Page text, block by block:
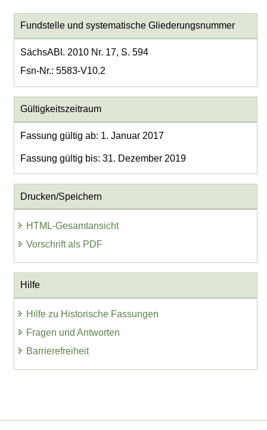
Fundstelle und systematische Gliederungsnummer
SächsABl. 2010 Nr. 17, S. 594
Fsn-Nr.: 5583-V10.2
Gültigkeitszeitraum
Fassung gültig ab: 1. Januar 2017
Fassung gültig bis: 31. Dezember 2019
Drucken/Speichern
HTML-Gesamtansicht
Vorschrift als PDF
Hilfe
Hilfe zu Historische Fassungen
Fragen und Antworten
Barrierefreiheit